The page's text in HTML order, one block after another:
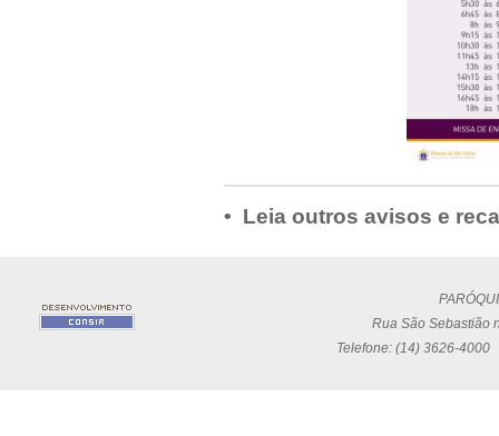
• Leia outros avisos e
Rua São Sebastião
Telefone: (14) 3626-